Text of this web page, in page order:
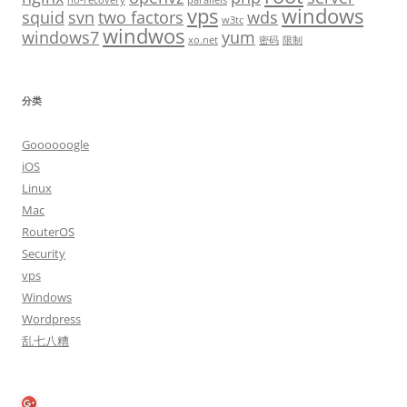
squid svn two factors vps w3tc wds windows
windows7windwos xo.net yum 密码 限制
分类
Goooooogle
iOS
Linux
Mac
RouterOS
Security
vps
Windows
Wordpress
乱七八糟